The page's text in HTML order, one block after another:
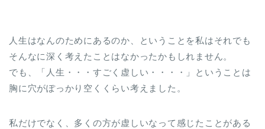
人生はなんのためにあるのか、ということを私はそれでも
そんなに深く考えたことはなかったかもしれません。
でも、「人生・・・すごく虚しい・・・・」ということは
胸に穴がぽっかり空くくらい考えました。
私だけでなく、多くの方が虚しいなって感じたことがある